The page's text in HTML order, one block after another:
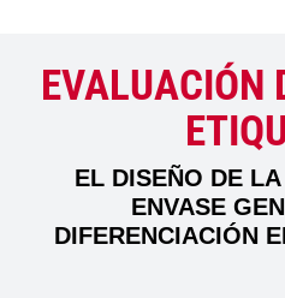
EVALUACIÓN
EL DISEÑO DE
ENVASE
DIFERENCIACIÓN